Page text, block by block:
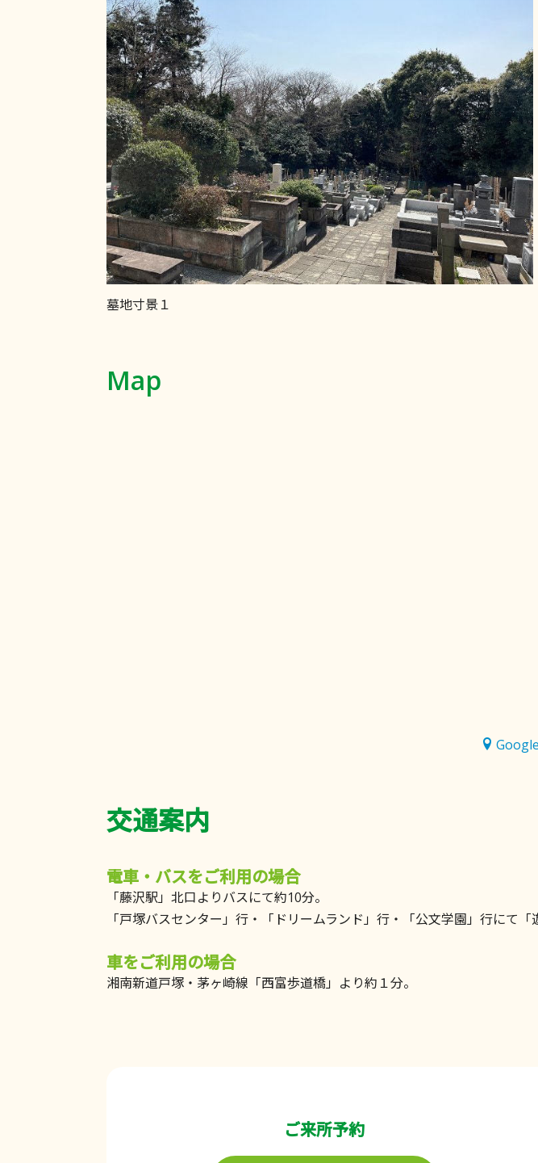
墓地寸景１
Map
交通案内
電車・バスをご利用の場合
「藤沢駅」北口よりバスにて約10分。
「戸塚バスセンター」行・「ドリームランド」行・「公文学園」行にて「
車をご利用の場合
湘南新道戸塚・茅ヶ崎線「西富歩道橋」より約１分。
ご来所予約